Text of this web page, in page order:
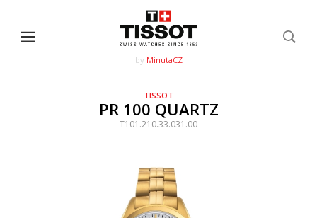
by MinutaCZ
TISSOT
PR 100 QUARTZ
T101.210.33.031.00